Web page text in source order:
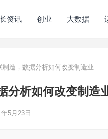
资讯 创业 大数据
制造，数据分析如何改变制造业
分析如何改变制造
5月23日